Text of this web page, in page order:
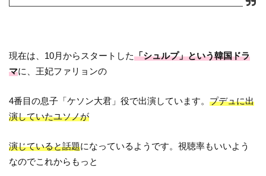
現在は、10月からスタートした「シュルプ」という韓国ドラ
マに、王妃ファリョンの
4番目の息子「ケソン大君」役で出演しています。プデュに出
演していたユソノが
演じていると話題になっているようです。視聴率もいいよう
なのでこれからもっと